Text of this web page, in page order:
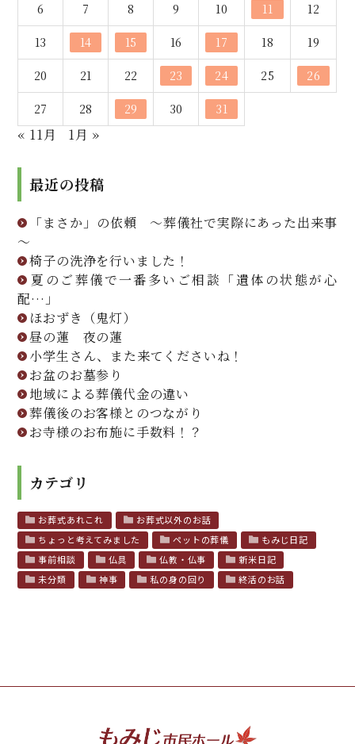
6 7 8 9 10 11 12
13 14 15 16 17 18 19
20 21 22 23 24 25 26
27 28 29 30 31
« 11月 1月 »
最近の投稿
「まさか」の依頼 ～葬儀社で実際にあった出来事
～
椅子の洗浄を行いました！
夏のご葬儀で一番多いご相談「遺体の状態が心
配…」
ほおずき（鬼灯）
昼の蓮 夜の蓮
小学生さん、また来てくださいね！
お盆のお墓参り
地域による葬儀代金の違い
葬儀後のお客様とのつながり
お寺様のお布施に手数料！？
カテゴリ
お葬式あれこれ
お葬式以外のお話
ちょっと考えてみました
ペットの葬儀
もみじ日記
事前相談
仏具 仏教・仏事
新米日記
未分類
神事 私の身の回り 終活のお話